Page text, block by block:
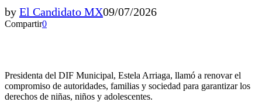
by El Candidato MX09/07/2026
Compartir0
Presidenta del DIF Municipal, Estela Arriaga, llamó a renovar el
compromiso de autoridades, familias y sociedad para garantizar los
derechos de niñas, niños y adolescentes.